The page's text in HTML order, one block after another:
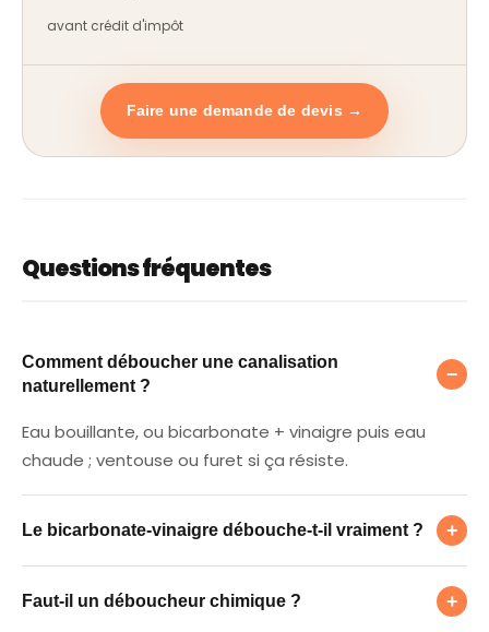
avant crédit d'impôt
Faire une demande de devis →
Questions fréquentes
Comment déboucher une canalisation
Comment déboucher une canalisation
naturellement ?
−
Eau bouillante, ou bicarbonate + vinaigre puis eau
chaude ; ventouse ou furet si ça résiste.
Le bicarbonate-vinaigre débouche-t-il
Le bicarbonate-vinaigre débouche-t-il vraiment ? +
; pour un bouchon dur (cheveux), il faut un furet.
Faut-il un déboucheur chimique ? +